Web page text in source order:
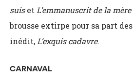
suiset L’emmanuscrit de la
brousse extirpe pour sa part
inédit, L’exquis cadavre.
CARNAVAL